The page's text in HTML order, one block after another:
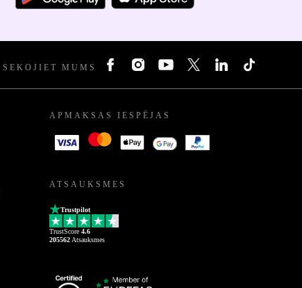
SEKOJIET MUMS
APMAKSAS IESPĒJAS
ATSAUKSMES
Trustpilot
TrustScore 4.6
205562 Atsauksmes